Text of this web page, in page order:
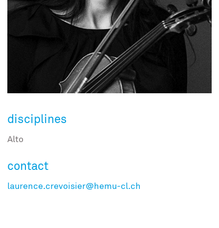
disciplines
Alto
contact
laurence.crevoisier@hemu-cl.ch